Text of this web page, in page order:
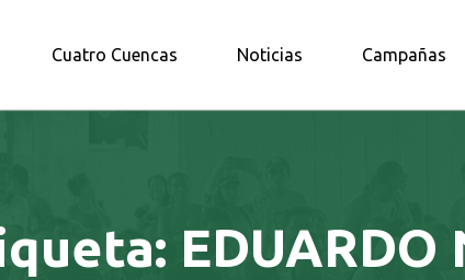
AMAZONÍA NORTE
Cuatro Cuencas Noticias Campañas
EDUARDO